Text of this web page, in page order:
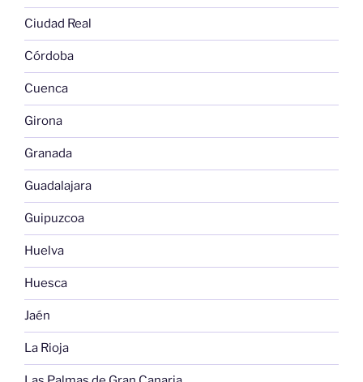
Ciudad Real
Córdoba
Cuenca
Girona
Granada
Guadalajara
Guipuzcoa
Huelva
Huesca
Jaén
La Rioja